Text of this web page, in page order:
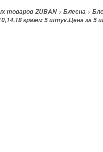
товаров ZUBAN> Блесна>
грамм 5 штук.Цена за 5